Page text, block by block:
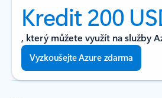
Kredit 200
, který můžete využít na služby
Vyzkoušejte Azure zdarma